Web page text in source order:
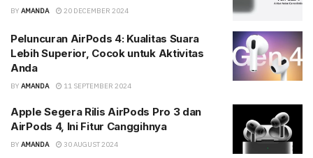
BY AMANDA 20 DECEMBER 2024
Peluncuran AirPods 4: Kualitas Suara
Lebih Superior, Cocok untuk Aktivitas
Anda
BY AMANDA 11 SEPTEMBER 2024
Apple Segera Rilis AirPods Pro 3 dan
AirPods 4, Ini Fitur Canggihnya
BY AMANDA 30 AUGUST 2024